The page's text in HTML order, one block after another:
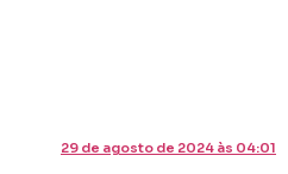
29 de agosto de 2024 às 04:01